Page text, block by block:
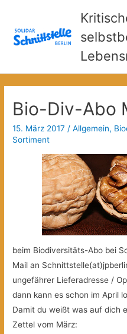
Bio-Div-Abo
15. März 2017 /Allgemein,
Sortiment
beim Biodiversitäts-Abo bei
Mail an
ungefährer Lieferadresse /
dann kann es schon im April
Damit du weißt was auf dich
Zettel vom März: